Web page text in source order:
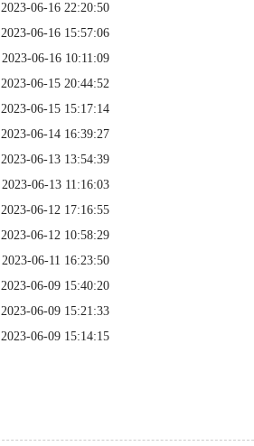
2023-06-16 22:20:50
2023-06-16 15:57:06
2023-06-16 10:11:09
2023-06-15 20:44:52
2023-06-15 15:17:14
2023-06-14 16:39:27
2023-06-13 13:54:39
2023-06-13 11:16:03
2023-06-12 17:16:55
2023-06-12 10:58:29
2023-06-11 16:23:50
2023-06-09 15:40:20
2023-06-09 15:21:33
2023-06-09 15:14:15